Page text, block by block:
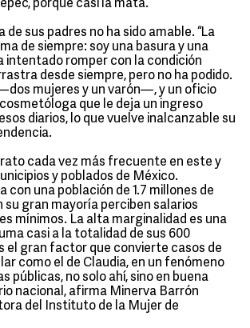
porque casi la mata.
de sus padres no ha sido amable. “La
de siempre: soy una basura y una
intentado romper con la condición
desde siempre, pero no ha podido.
mujeres y un varón—, y un oficio
que le deja un ingreso
diarios, lo que vuelve inalcanzable su
cada vez más frecuente en este y
y poblados de México.
con una población de 1.7 millones de
su gran mayoría perciben salarios
mínimos. La alta marginalidad es una
casi a la totalidad de sus 600
el gran factor que convierte casos de
como el de Claudia, en un fenómeno
públicas, no solo ahí, sino en buena
nacional, afirma Minerva Barrón
del Instituto de la Mujer de